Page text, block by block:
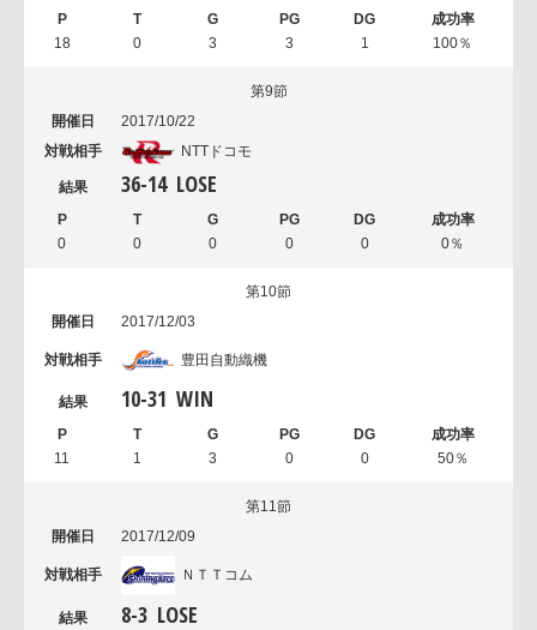
18 0 3 3 1 100％
第9節
2017/10/22
NTTドコモ
36-14 LOSE
0 0 0 0 0 0％
第10節
2017/12/03
豊田自動織機
10-31 WIN
11 1 3 0 0 50％
第11節
2017/12/09
ＮＴＴコム
8-3 LOSE